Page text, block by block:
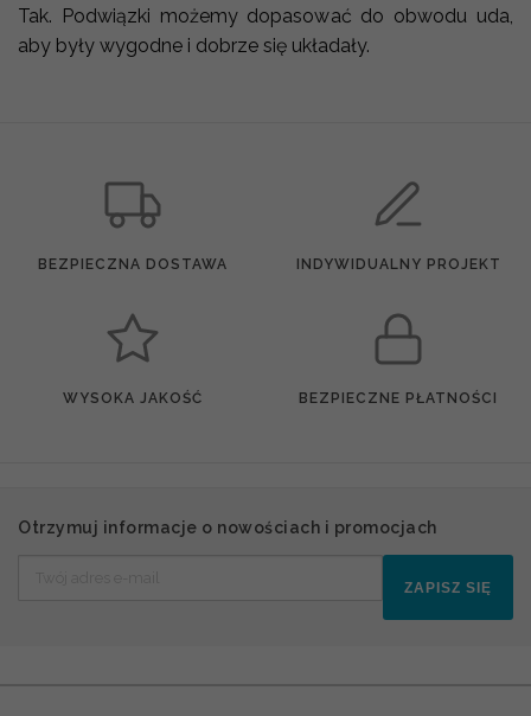
Tak. Podwiązki możemy dopasować do obwodu uda,
aby były wygodne i dobrze się układały.
BEZPIECZNA DOSTAWA INDYWIDUALNY PROJEKT
WYSOKA JAKOŚĆ BEZPIECZNE PŁATNOŚCI
Otrzymuj informacje o nowościach i promocjach
ZAPISZ SIĘ